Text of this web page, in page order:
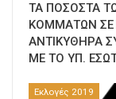
ΤΑ ΠΟΣΟΣΤΑ
ΚΟΜΜΑΤΩΝ ΣΕ
ΑΝΤΙΚΥΘΗΡΑ
ΜΕ ΤΟ ΥΠ.
Εκλογές 2019